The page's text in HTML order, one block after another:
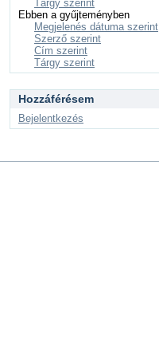
Tárgy szerint
Ebben a gyűjteményben
Megjelenés dátuma szerint
Szerző szerint
Cím szerint
Tárgy szerint
Hozzáférésem
Bejelentkezés